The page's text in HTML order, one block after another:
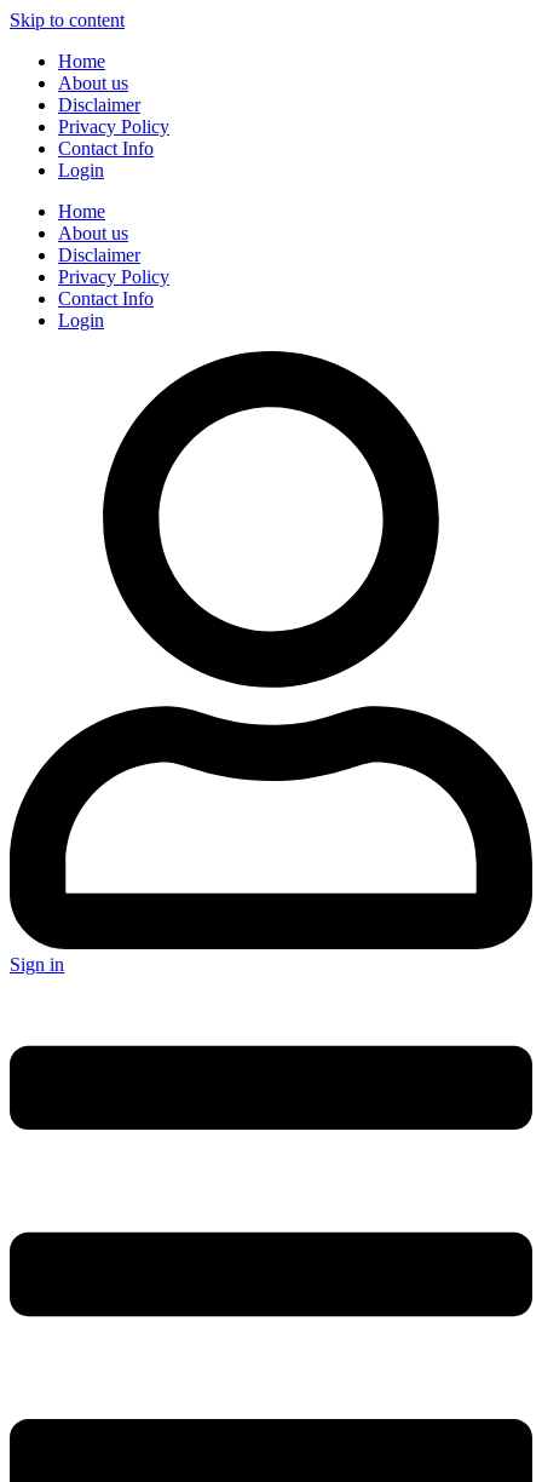
Skip to content
Home
About us
Disclaimer
Privacy Policy
Contact Info
Login
Home
About us
Disclaimer
Privacy Policy
Contact Info
Login
Sign in